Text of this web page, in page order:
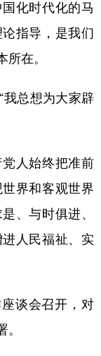
化时代化的马
指导，是我们
所在。
总想为大家辟
人始终把准前
界和客观世界
、与时俱进、
人民福祉、实
谈会召开，对
。